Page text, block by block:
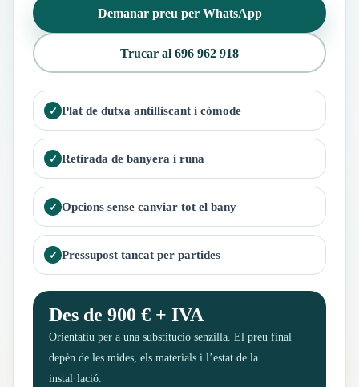
Demanar preu per WhatsApp
Trucar al 696 962 918
Plat de dutxa antilliscant i còmode
Retirada de banyera i runa
Opcions sense canviar tot el bany
Pressupost tancat per partides
Des de 900 € + IVA
Orientatiu per a una substitució senzilla. El preu final
depèn de les mides, els materials i l’estat de la
instal·lació.